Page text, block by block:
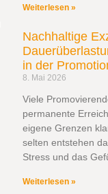
Weiterlesen »
Nachhaltige
in der
8. Mai 2026
Viele
permanente
eigene Grenzen
selten entstehen
Stress und das
Weiterlesen »